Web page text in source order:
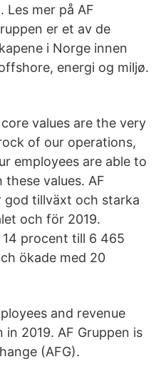
Les mer på AF
er et av de
i Norge innen
energi og miljø.
values are the very
of our operations,
employees are able to
values. AF
god tillväxt och starka
och för 2019.
procent till 6 465
ökade med 20
and revenue
2019. AF Gruppen is
(AFG).